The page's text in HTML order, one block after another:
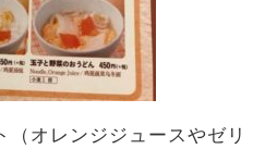
（オレンジジュースやゼリ